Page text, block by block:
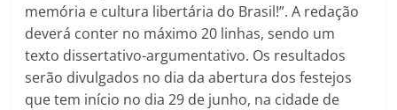
memória e cultura libertária do Brasil!”. A redação
deverá conter no máximo 20 linhas, sendo um
texto dissertativo-argumentativo. Os resultados
serão divulgados no dia da abertura dos festejos
que tem início no dia 29 de junho, na cidade de